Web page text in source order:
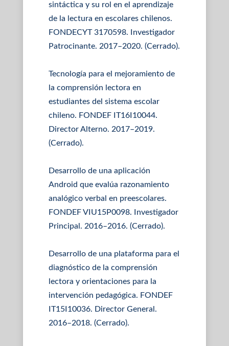
sintáctica y su rol en el aprendizaje
de la lectura en escolares chilenos.
FONDECYT 3170598. Investigador
Patrocinante. 2017–2020. (Cerrado).
Tecnología para el mejoramiento de
la comprensión lectora en
estudiantes del sistema escolar
chileno. FONDEF IT16I10044.
Director Alterno. 2017–2019.
(Cerrado).
Desarrollo de una aplicación
Android que evalúa razonamiento
analógico verbal en preescolares.
FONDEF VIU15P0098. Investigador
Principal. 2016–2016. (Cerrado).
Desarrollo de una plataforma para el
diagnóstico de la comprensión
lectora y orientaciones para la
intervención pedagógica. FONDEF
IT15I10036. Director General.
2016–2018. (Cerrado).